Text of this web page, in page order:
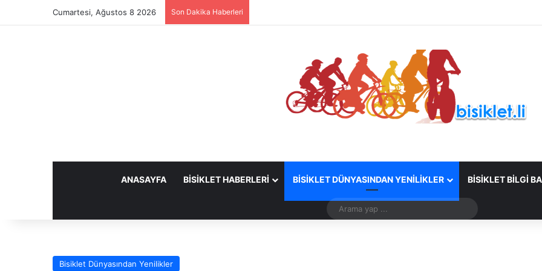
Cumartesi, Ağustos 8 2026 Son Dakika Haberleri
ANASAYFA BISIKLET HABERLERI BISIKLET DÜNYASINDAN YENILIKLER BISIKLET BILGI
Bisiklet Dünyasından Yenilikler